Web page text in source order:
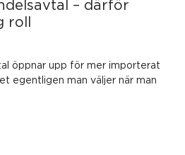
– därför
roll
öppnar upp för mer importerat
egentligen man väljer när man